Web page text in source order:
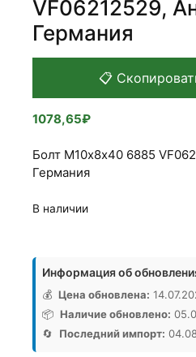
VF06212529,
Германия
📋
1078,65₽
Болт М10х8х40 6885
Германия
В наличии
товара
Болт
М10х8х40
6885
VF06212529,
Аналог,
Информация об
💰 Цена обновлена:
📦 Наличие обновлено:
🔄
Последний импорт: